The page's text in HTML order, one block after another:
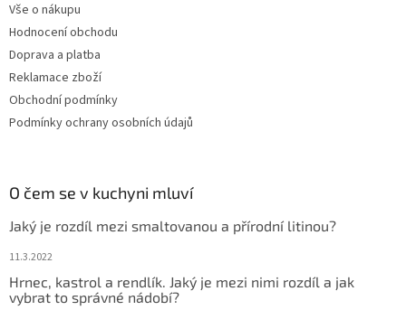
Vše o nákupu
Hodnocení obchodu
Doprava a platba
Reklamace zboží
Obchodní podmínky
Podmínky ochrany osobních údajů
O čem se v kuchyni mluví
Jaký je rozdíl mezi smaltovanou a přírodní litinou?
11.3.2022
Hrnec, kastrol a rendlík. Jaký je mezi nimi rozdíl a jak
vybrat to správné nádobí?